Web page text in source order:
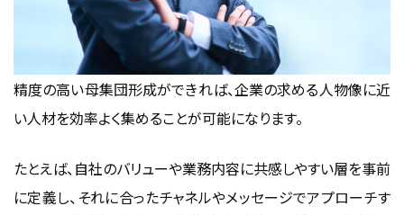
精度の高い母集団形成ができれば、企業の求める人物像に近
い人材を効率よく集めることが可能になります。
たとえば、自社のバリューや業務内容に共感しやすい層を事前
に定義し、それに合ったチャネルやメッセージでアプローチす